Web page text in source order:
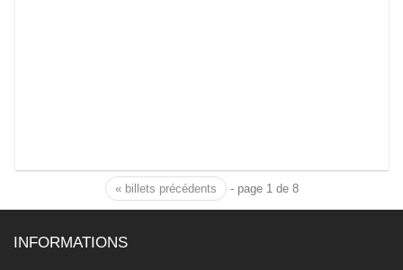
« billets précédents - page 1 de 8
INFORMATIONS